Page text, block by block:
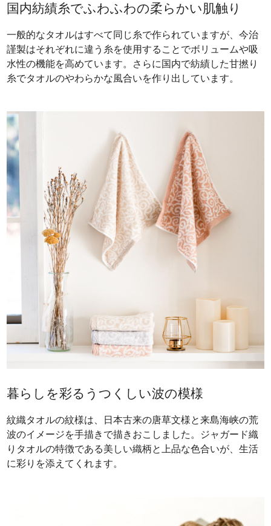
国内紡績糸でふわふわの柔らかい肌触り
一般的なタオルはすべて同じ糸で作られていますが、今治
謹製はそれぞれに違う糸を使用することでボリュームや吸
水性の機能を高めています。さらに国内で紡績した甘撚り
糸でタオルのやわらかな風合いを作り出しています。
暮らしを彩るうつくしい波の模様
紋織タオルの紋様は、日本古来の唐草文様と来島海峡の荒
波のイメージを手描きで描きおこしました。ジャガード織
りタオルの特徴である美しい織柄と上品な色合いが、生活
に彩りを添えてくれます。